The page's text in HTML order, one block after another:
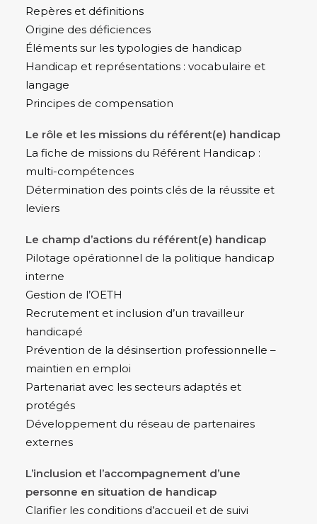
Repères et définitions
Origine des déficiences
Éléments sur les typologies de handicap
Handicap et représentations : vocabulaire et
langage
Principes de compensation
Le rôle et les missions du référent(e) handicap
La fiche de missions du Référent Handicap :
multi-compétences
Détermination des points clés de la réussite et
leviers
Le champ d’actions du référent(e) handicap
Pilotage opérationnel de la politique handicap
interne
Gestion de l’OETH
Recrutement et inclusion d’un travailleur
handicapé
Prévention de la désinsertion professionnelle –
maintien en emploi
Partenariat avec les secteurs adaptés et
protégés
Développement du réseau de partenaires
externes
L’inclusion et l’accompagnement d’une
personne en situation de handicap
Clarifier les conditions d’accueil et de suivi